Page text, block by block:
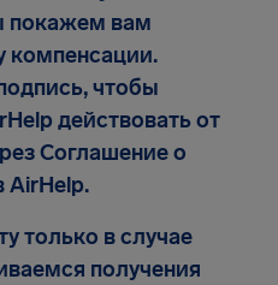
покажем вам
компенсации.
чтобы
действовать от
Соглашение о
AirHelp.
только в случае
получения